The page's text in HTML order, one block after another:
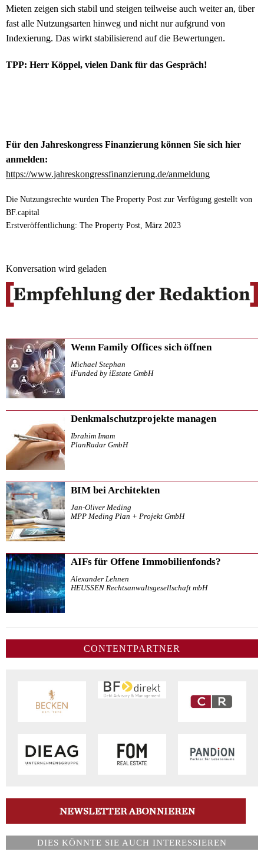
Mieten zeigen sich stabil und steigen teilweise auch weiter an, über
fast alle Nutzungsarten hinweg und nicht nur aufgrund von
Indexierung. Das wirkt stabilisierend auf die Bewertungen.
TPP: Herr Köppel, vielen Dank für das Gespräch!
Für den Jahreskongress Finanzierung können Sie sich hier
anmelden:
https://www.jahreskongressfinanzierung.de/anmeldung
Die Nutzungsrechte wurden The Property Post zur Verfügung gestellt von
BF.capital
Erstveröffentlichung: The Property Post, März 2023
Konversation wird geladen
Wenn Family Offices sich öffnen
Michael Stephan
iFunded by iEstate GmbH
Denkmalschutzprojekte managen
Ibrahim Imam
PlanRadar GmbH
BIM bei Architekten
Jan-Oliver Meding
MPP Meding Plan + Projekt GmbH
AIFs für Offene Immobilienfonds?
Alexander Lehnen
HEUSSEN Rechtsanwaltsgesellschaft mbH
CONTENTPARTNER
DIES KÖNNTE SIE AUCH INTERESSIEREN